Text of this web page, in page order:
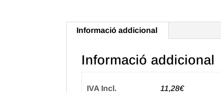
Informació addicional
Informació addicional
IVA Incl. 11,28€